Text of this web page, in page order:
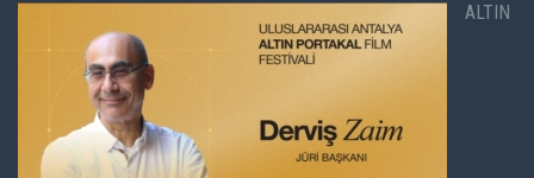
ALTIN